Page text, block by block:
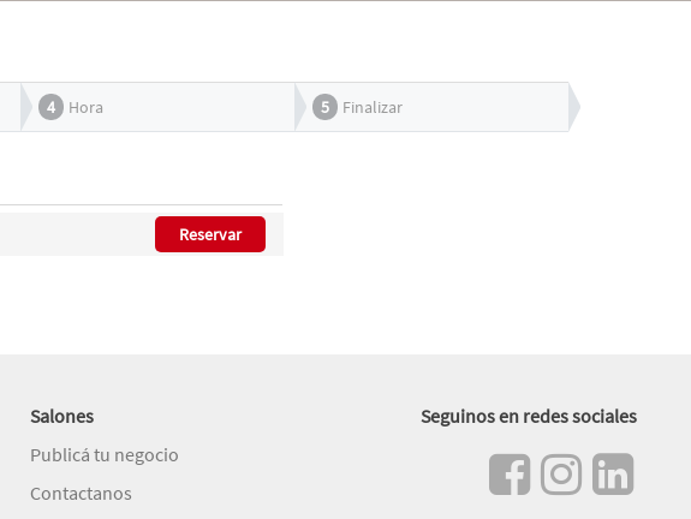
4 Hora 5 Finalizar
Reservar
Salones
Publicá tu negocio
Contactanos
Seguinos en redes sociales